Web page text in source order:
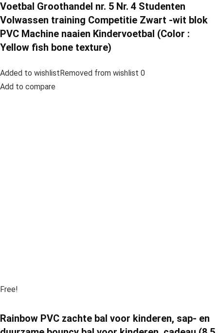
Voetbal Groothandel nr. 5 Nr. 4 Studenten
Volwassen training Competitie Zwart -wit blok
PVC Machine naaien Kindervoetbal (Color :
Yellow fish bone texture)
Added to wishlistRemoved from wishlist 0
Add to compare
Free!
Rainbow PVC zachte bal voor kinderen, sap- en